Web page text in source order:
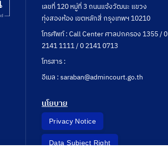
เลขที่ 120 หมู่ที่ 3 ถนนแจ้งวัฒนะ แขวง
ทุ่งสองห้อง เขตหลักสี่ กรุงเทพฯ 10210
โทรศัพท์ : Call Center ศาลปกครอง 1355 / 0
2141 1111 / 0 2141 0713
โทรสาร :
อีเมล : saraban@admincourt.go.th
นโยบาย
Privacy Notice
Data Subject Right